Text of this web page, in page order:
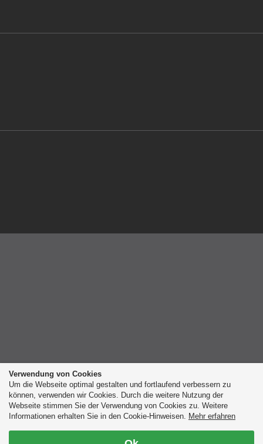
Verwendung von Cookies
Um die Webseite optimal gestalten und fortlaufend verbessern zu
können, verwenden wir Cookies. Durch die weitere Nutzung der
Webseite stimmen Sie der Verwendung von Cookies zu. Weitere
Informationen erhalten Sie in den Cookie-Hinweisen. Mehr erfahren